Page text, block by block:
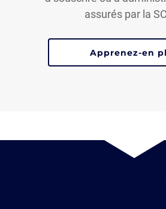
assurés par la
Apprenez-en